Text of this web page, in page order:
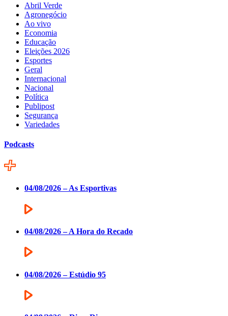
Abril Verde
Agronegócio
Ao vivo
Economia
Educação
Eleições 2026
Esportes
Geral
Internacional
Nacional
Política
Publipost
Segurança
Variedades
Podcasts
04/08/2026 – As Esportivas
04/08/2026 – A Hora do Recado
04/08/2026 – Estúdio 95